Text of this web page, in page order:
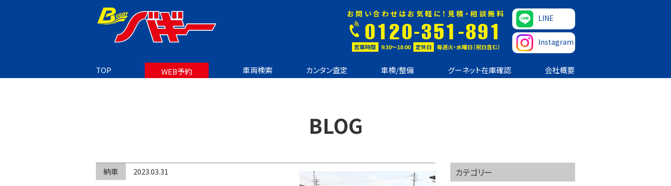
お問い合わせはお気軽に！見積・相談無料
0120-351-891
営業時間 9:30〜18:00 定休日 毎週火・水曜日（祝日含む）
TOP WEB予約 車両検索 カンタン査定 車検/整備 グーネット在庫確認 会社概要
LINE
Instagram
BLOG
納車 2023.03.31
カテゴリー